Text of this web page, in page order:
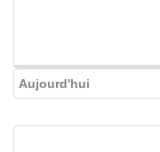
Aujourd'hui